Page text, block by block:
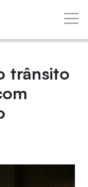
trânsito